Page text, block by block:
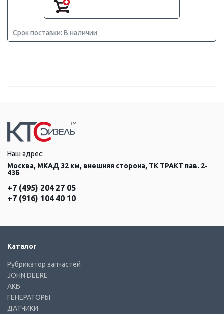
Срок поставки: В наличии
Наш адрес:
Москва, МКАД 32 км, внешняя сторона, ТК ТРАКТ пав. 2-
43Б
+7 (495) 204 27 05
+7 (916) 104 40 10
Каталог
Рубрикатор запчастей
JOHN DEERE
АКБ
ГЕНЕРАТОРЫ
ДАТЧИКИ